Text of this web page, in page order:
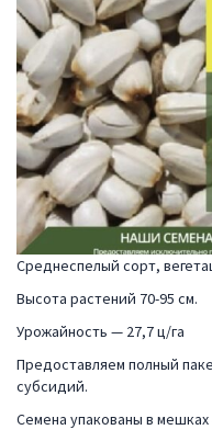
Среднеспелый сорт,
Высота растений 70-95 см.
Урожайность — 27,7 ц/га
Предоставляем полный
субсидий.
Семена упакованы в мешках